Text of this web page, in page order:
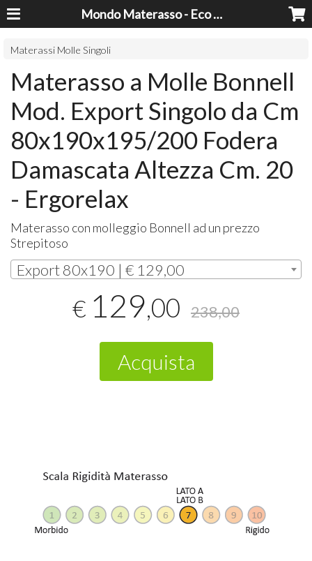
Mondo Materasso - Eco Dreams srl
Materassi Molle Singoli
Materasso a Molle Bonnell
Mod. Export Singolo da Cm
80x190x195/200 Fodera
Damascata Altezza Cm. 20
- Ergorelax
Materasso con molleggio Bonnell ad un prezzo
Strepitoso
Export 80x190 | € 129,00
€ 129,00 238,00
Acquista